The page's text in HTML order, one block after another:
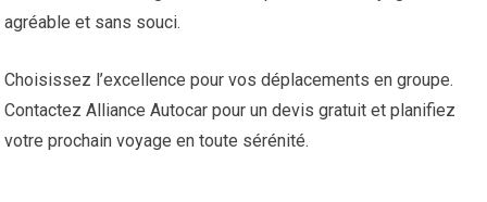
agréable et sans souci.
Choisissez l’excellence pour vos déplacements en groupe.
Contactez Alliance Autocar pour un devis gratuit et planifiez
votre prochain voyage en toute sérénité.